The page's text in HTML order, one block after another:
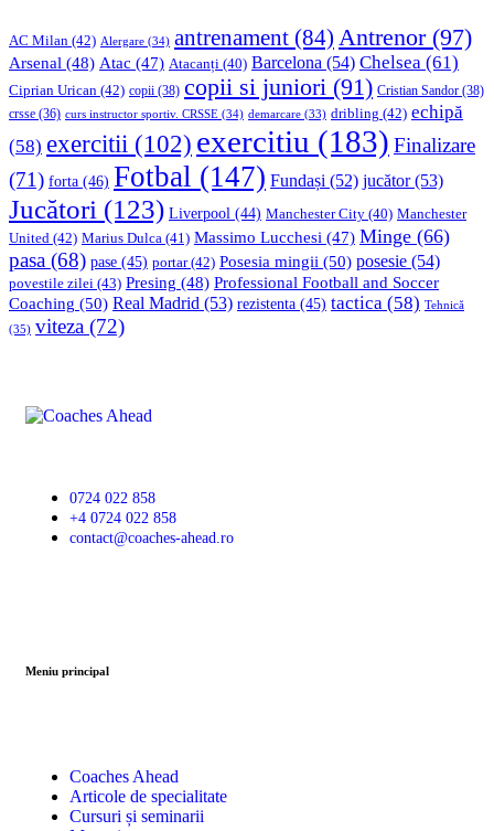
AC Milan (42) Alergare (34) antrenament (84) Antrenor(97)
Arsenal (48) Atac (47) Atacanți (40) Barcelona (54) Chelsea (61)
Ciprian Urican (42) copii (38) copii si juniori (91) Cristian Sandor (38)
crsse (36) curs instructor sportiv. CRSSE (34) demarcare (33) dribling (42) echipă
(58) exercitii (102) exercitiu (183) Finalizare
(71) forta (46) Fotbal (147) Fundași (52) jucător(53)
Jucători (123) Liverpool (44) Manchester City (40) Manchester
United (42) Marius Dulca (41) Massimo Lucchesi (47) Minge (66)
pasa (68) pase (45) portar(42) Posesia mingii (50) posesie (54)
povestile zilei (43) Presing (48) Professional Football and Soccer
Coaching (50) Real Madrid (53) rezistenta (45) tactica (58) Tehnică
(35) viteza (72)
0724 022 858
+4 0724 022 858
contact@coaches-ahead.ro
Meniu principal
Coaches Ahead
Articole de specialitate
Cursuri și seminarii